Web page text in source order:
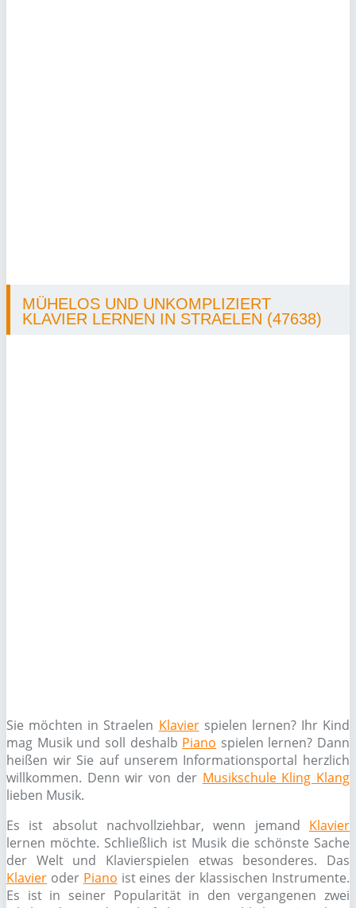
MÜHELOS UND UNKOMPLIZIERT
KLAVIER LERNEN IN STRAELEN (47638)
Sie möchten in Straelen Klavierspielen lernen? Ihr Kind
mag Musik und soll deshalb Piano spielen lernen? Dann
heißen wir Sie auf unserem Informationsportal herzlich
willkommen. Denn wir von der Musikschule Kling Klang
lieben Musik.
Es ist absolut nachvollziehbar, wenn jemand Klavier
lernen möchte. Schließlich ist Musik die schönste Sache
der Welt und Klavierspielen etwas besonderes. Das
Klavier oder Piano ist eines der klassischen Instrumente.
Es ist in seiner Popularität in den vergangenen zwei